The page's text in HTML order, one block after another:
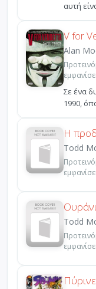
αυτή
5/11/
V for
Alan
Σε ένα
1990,
μορφή
Η
Todd
Todd